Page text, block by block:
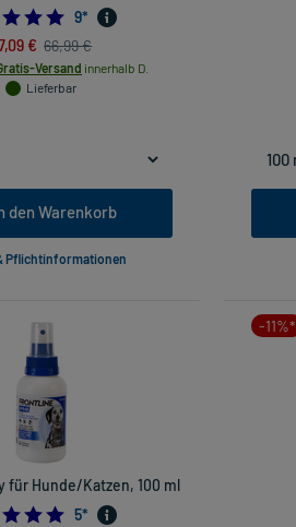
5.0
9*
€ 66,99 €
Versand innerhalb D.
Lieferbar
den Warenkorb
Pflichtinformationen
für Hunde/Katzen, 100 ml
4.8
5*
-11%*